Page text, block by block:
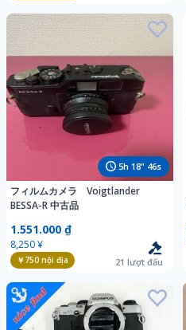
5h 18" 44s
フィルムカメラ Voigtlander
BESSA-R 中古品
1.551.000 ₫
8,250 ¥
￥750nội địa 21 lượt đấu